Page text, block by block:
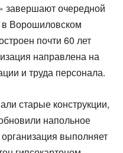
завершают очередной
в Ворошиловском
почти 60 лет
направлена на
и труда персонала.
старые конструкции,
напольное
выполняет